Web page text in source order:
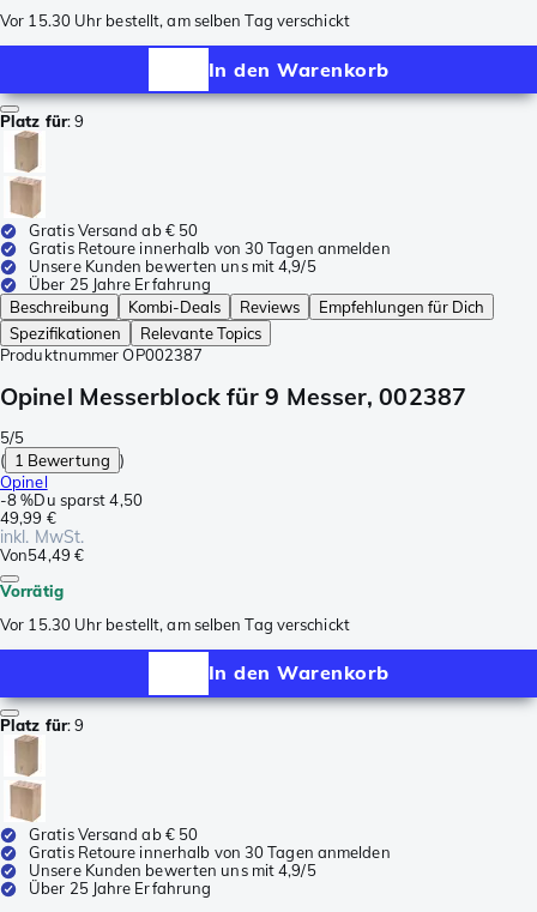
Vor 15.30 Uhr bestellt, am selben Tag verschickt
In den Warenkorb
Platz für:9
Gratis Versand ab € 50
Gratis Retoure innerhalb von 30 Tagen anmelden
Unsere Kunden bewerten uns mit 4,9/5
Über 25 Jahre Erfahrung
Beschreibung
Kombi-Deals Reviews
Empfehlungen für Dich
Spezifikationen
Relevante Topics
Produktnummer OP002387
Opinel Messerblock für 9 Messer, 002387
5/5
( 1 Bewertung )
Opinel
-8 %Du sparst 4,50
49,99 €
inkl. MwSt.
Von54,49 €
Vorrätig
Vor 15.30 Uhr bestellt, am selben Tag verschickt
In den Warenkorb
Platz für:9
Gratis Versand ab € 50
Gratis Retoure innerhalb von 30 Tagen anmelden
Unsere Kunden bewerten uns mit 4,9/5
Über 25 Jahre Erfahrung